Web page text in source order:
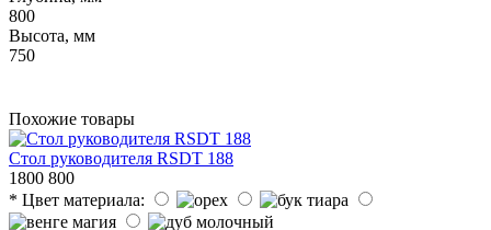
800
Высота, мм
750
Похожие товары
Стол руководителя RSDT 188
1800 800
* Цвет материала: